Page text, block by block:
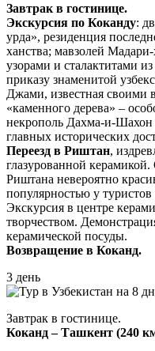
Завтрак в гостинице.
Экскурсия по Коканду:
урда», резиденция
ханства; мавзолей
узорами и сталактитами
приказу знаменитой
Джами, известная своими
«каменного дерева» –
некрополь Дахма-и-Шахон
главных исторических
Переезд в Риштан,
глазурованной
Риштана невероятно
популярностью у туристов
Экскурсия в центре
творчеством.
керамической посуды.
Возвращение в Коканд.
3 день
Завтрак в гостинице.
Коканд – Ташкент (240